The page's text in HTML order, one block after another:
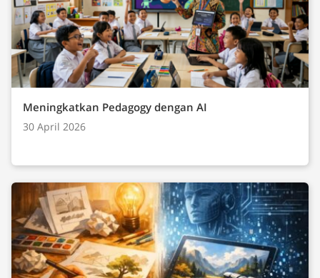
Meningkatkan Pedagogy dengan AI
30 April 2026